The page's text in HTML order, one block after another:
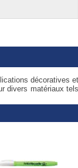
décoratives
divers matériaux